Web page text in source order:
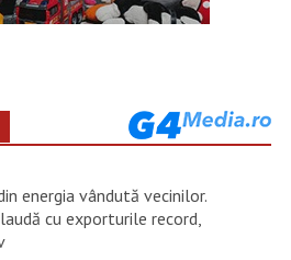
energia vândută vecinilor.
cu exporturile record,